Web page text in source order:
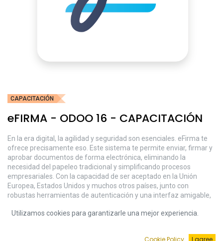
CAPACITACIÓN
eFIRMA - ODOO 16 - CAPACITACIÓN
En la era digital, la agilidad y seguridad son esenciales. eFirma te
ofrece precisamente eso. Este sistema te permite enviar, firmar y
aprobar documentos de forma electrónica, eliminando la
necesidad del papeleo tradicional y simplificando procesos
empresariales. Con la capacidad de ser aceptado en la Unión
Europea, Estados Unidos y muchos otros países, junto con
robustas herramientas de autenticación y una interfaz amigable,
documentos. Convierte la tarea de firmar en un proceso rápido,
Utilizamos cookies para garantizarle una mejor experiencia.
Cookie Policy I agree